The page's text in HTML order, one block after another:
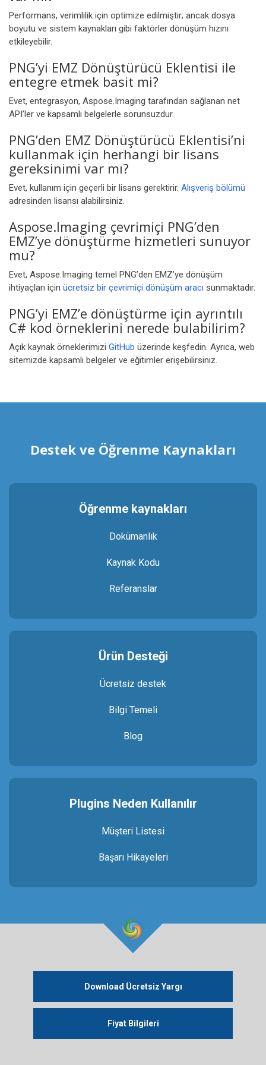
Performans, verimlilik için optimize edilmiştir; ancak dosya
boyutu ve sistem kaynakları gibi faktörler dönüşüm hızını
etkileyebilir.
PNG’yi EMZ Dönüştürücü Eklentisi ile
entegre etmek basit mi?
Evet, entegrasyon, Aspose.Imaging tarafından sağlanan net
API’ler ve kapsamlı belgelerle sorunsuzdur.
PNG’den EMZ Dönüştürücü Eklentisi’ni
kullanmak için herhangi bir lisans
gereksinimi var mı?
Evet, kullanım için geçerli bir lisans gerektirir. Alışveriş bölümü
adresinden lisansı alabilirsiniz.
Aspose.Imaging çevrimiçi PNG’den
EMZ’ye dönüştürme hizmetleri sunuyor
mu?
Evet, Aspose.Imaging temel PNG’den EMZ’ye dönüşüm
ihtiyaçları için ücretsiz bir çevrimiçi dönüşüm aracı sunmaktadır.
PNG’yi EMZ’e dönüştürme için ayrıntılı
C# kod örneklerini nerede bulabilirim?
Açık kaynak örneklerimizi GitHub üzerinde keşfedin. Ayrıca, web
sitemizde kapsamlı belgeler ve eğitimler erişebilirsiniz.
Destek ve Öğrenme Kaynakları
Öğrenme kaynakları
Dokümanlık
Kaynak Kodu
Referanslar
Ürün Desteği
Ücretsiz destek
Bilgi Temeli
Blog
Plugins Neden Kullanılır
Müşteri Listesi
Başarı Hikayeleri
Download Ücretsiz Yargı
Fiyat Bilgileri